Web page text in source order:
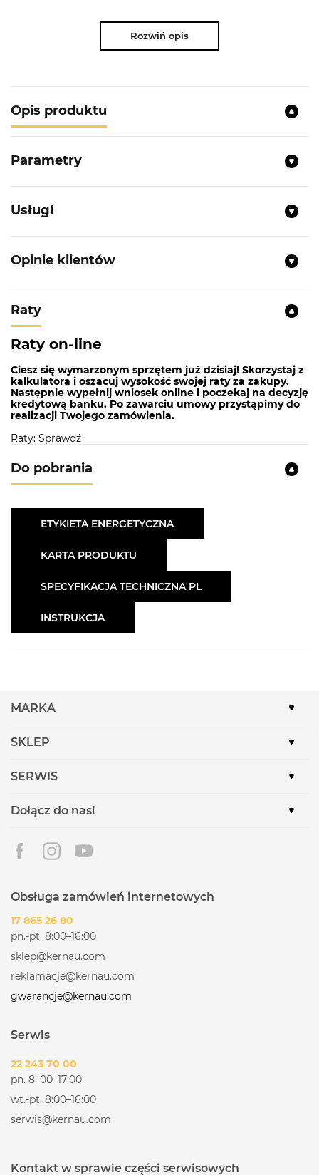
Rozwiń opis
Opis produktu
Parametry
Usługi
Opinie klientów
Raty
Raty on-line
Ciesz się wymarzonym sprzętem już dzisiaj! Skorzystaj z
kalkulatora i oszacuj wysokość swojej raty za zakupy.
Następnie wypełnij wniosek online i poczekaj na decyzję
kredytową banku. Po zawarciu umowy przystąpimy do
realizacji Twojego zamówienia.
Raty: Sprawdź
Do pobrania
ETYKIETA ENERGETYCZNA
KARTA PRODUKTU
SPECYFIKACJA TECHNICZNA PL
INSTRUKCJA
MARKA
SKLEP
SERWIS
Dołącz do nas!
Obsługa zamówień internetowych
17 865 26 80
pn.-pt. 8:00–16:00
sklep@kernau.com
reklamacje@kernau.com
gwarancje@kernau.com
Serwis
22 243 70 00
pn. 8: 00–17:00
wt.-pt. 8:00–16:00
serwis@kernau.com
Kontakt w sprawie części serwisowych